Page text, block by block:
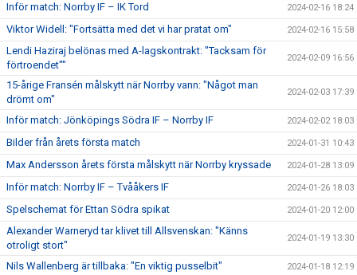
Inför match: Norrby IF – IK Tord 2024-02-16 18:24
Viktor Widell: "Fortsätta med det vi har pratat om" 2024-02-16 15:58
Lendi Haziraj belönas med A-lagskontrakt: "Tacksam för
förtroendet""
2024-02-09 16:56
15-årige Fransén målskytt när Norrby vann: "Något man
drömt om"
2024-02-03 17:39
Inför match: Jönköpings Södra IF – Norrby IF 2024-02-02 18:03
Bilder från årets första match 2024-01-31 10:43
Max Andersson årets första målskytt när Norrby kryssade 2024-01-28 13:09
Inför match: Norrby IF – Tvååkers IF 2024-01-26 18:03
Spelschemat för Ettan Södra spikat 2024-01-20 12:00
Alexander Warneryd tar klivet till Allsvenskan: "Känns
otroligt stort"
2024-01-19 13:30
Nils Wallenberg är tillbaka: "En viktig pusselbit" 2024-01-18 12:19